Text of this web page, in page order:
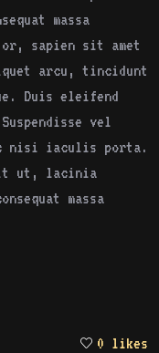
massa
sapien sit amet
arcu, tincidunt
Duis eleifend
vel
nisi iaculis porta.
ut, lacinia
massa
0 likes